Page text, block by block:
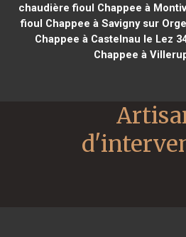
chaudière fioul Chappee à
fioul Chappee à Savigny sur
Chappee à Castelnau le Lez
Chappee à